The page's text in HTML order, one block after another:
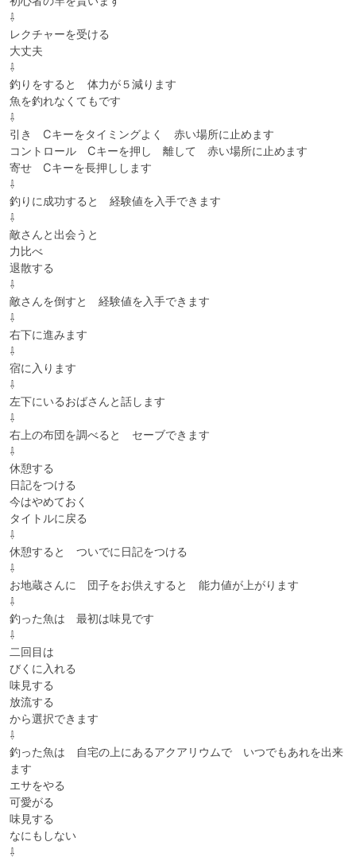
⇩
レクチャーを受ける
大丈夫
⇩
釣りをすると　体力が５減ります
魚を釣れなくてもです
⇩
引き　Cキーをタイミングよく　赤い場所に止めます
コントロール　Cキーを押し　離して　赤い場所に止めます
寄せ　Cキーを長押しします
⇩
釣りに成功すると　経験値を入手できます
⇩
敵さんと出会うと
力比べ
退散する
⇩
敵さんを倒すと　経験値を入手できます
⇩
右下に進みます
⇩
宿に入ります
⇩
左下にいるおばさんと話します
⇩
右上の布団を調べると　セーブできます
⇩
休憩する
日記をつける
今はやめておく
タイトルに戻る
⇩
休憩すると　ついでに日記をつける
⇩
お地蔵さんに　団子をお供えすると　能力値が上がります
⇩
釣った魚は　最初は味見です
⇩
二回目は
びくに入れる
味見する
放流する
から選択できます
⇩
釣った魚は　自宅の上にあるアクアリウムで　いつでもあれを出来
ます
エサをやる
可愛がる
味見する
なにもしない
⇩